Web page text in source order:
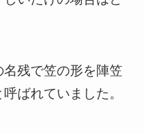
残で笠の形を陣笠
ばれていました。